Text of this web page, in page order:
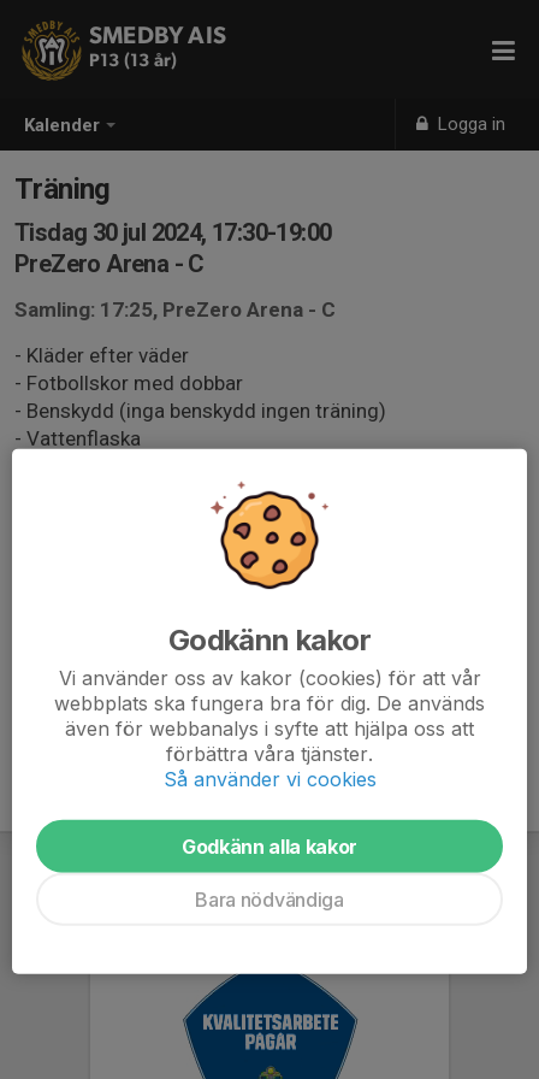
Kalender Logga in
SMEDBY AIS
P13 (13 år)
Träning
Tisdag 30 jul 2024, 17:30-19:00
PreZero Arena - C
Samling: 17:25, PreZero Arena - C
- Kläder efter väder
- Fotbollskor med dobbar
- Benskydd (inga benskydd ingen träning)
- Vattenflaska
- Se till att spelaren är redo att 100% på träningen i alla
- Se till att spelaren ätit mellanmål innan träningen
Godkänn kakor
Vi använder oss av kakor (cookies) för att vår
webbplats ska fungera bra för dig. De används
även för webbanalys i syfte att hjälpa oss att
förbättra våra tjänster.
Så använder vi cookies
Godkänn alla kakor
Bara nödvändiga